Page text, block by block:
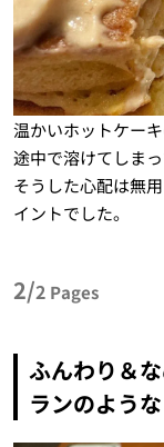
温かいホットケー
途中で溶けてしま
そうした心配は無
イントでした。
2/2 Pages
ふんわり＆
ランのよう